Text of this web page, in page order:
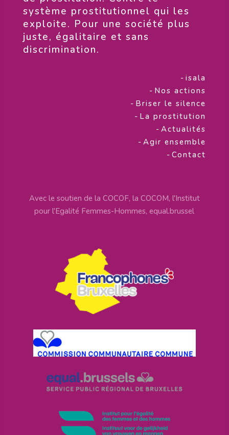
système prostitutionnel qui les
exploite. Pour une société plus
juste, égalitaire et sans
discrimination.
-isala
- Nos actions
- Briser le silence
- La prostitution
-Actualités
-Agir ensemble
-Contact
Avec le soutien de la COCOF, la COCOM, l'Institut
pour l'Egalité Femmes-Hommes, equal.brussel